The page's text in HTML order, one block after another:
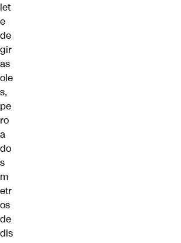
let
e
de
gir
as
ole
s,
pe
ro
a
do
s
m
etr
os
de
dis